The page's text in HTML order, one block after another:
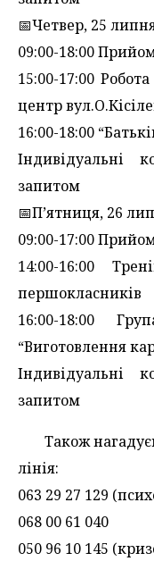
📅Четвер, 25
09:00-18:00
15:00-17:00
центр
16:00-18:00
Індивідуальні
запитом
📅П’ятниця, 26
09:00-17:00
14:00-16:00
першокласників
16:00-18:00
“Виготовлення
Індивідуальні
запитом
Також
лінія:
063 29 27 129
068 00 61 040
050 96 10 145